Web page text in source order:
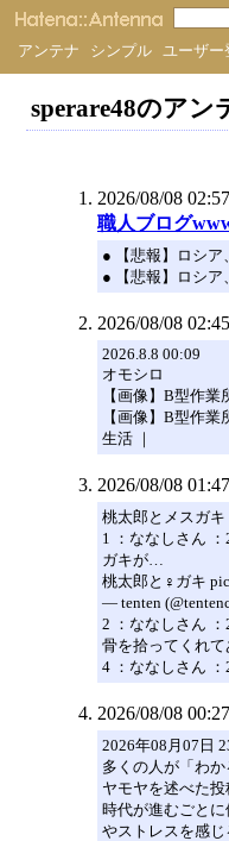
アンテナ シンプル ユーザー
sperare48のアン
2026/08/08
職人ブログ
● 【悲報】ロシア
● 【悲報】ロシア
2026/08/08
2026.8.8 00:09
オモシロ
【画像】B型作
【画像】B型作
生活 ｜
2026/08/08
桃太郎とメスガキ
1 ：ななしさん
ガキが…
桃太郎と♀ガキ
— tenten
2 ：ななしさん
骨を拾ってくれて
4 ：ななしさん ：
2026/08/08
2026年08月07日
多くの人が「わ
ヤモヤを述べた投
時代が進むごと
やストレスを感じ